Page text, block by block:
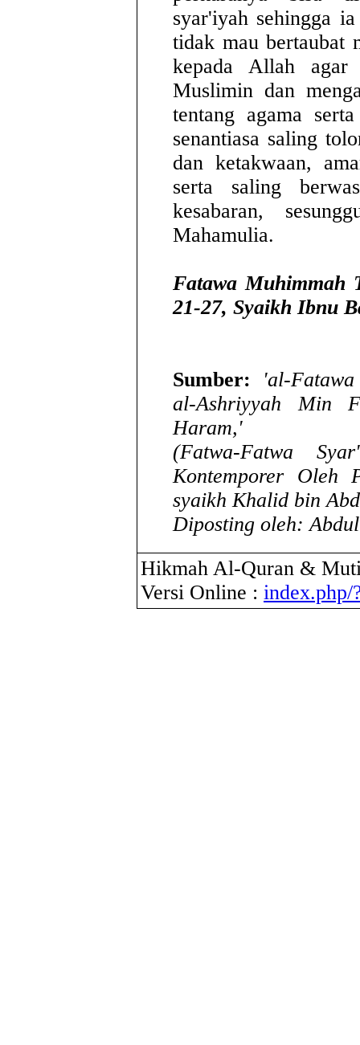
syar'iyah sehingga
tidak mau bertaubat
kepada Allah agar
Muslimin dan
tentang agama
senantiasa saling
dan ketakwaan,
serta saling
kesabaran,
Mahamulia.
Fatawa Muhimmah
21-27, Syaikh Ibnu
Sumber:
'al-
al-Ashriyyah Min
Haram,'
(Fatwa-Fatwa
Kontemporer Oleh
syaikh Khalid bin
Diposting oleh:
Hikmah Al-Quran &
Versi Online :